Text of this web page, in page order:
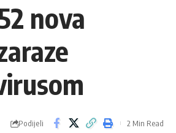
nova
Podijeli 2 Min Read